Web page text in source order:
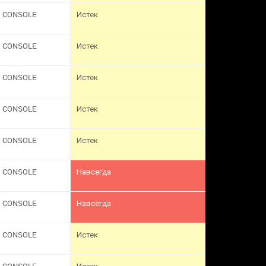
CONSOLE Истек
CONSOLE Истек
CONSOLE Истек
CONSOLE Истек
CONSOLE Истек
CONSOLE Навсегда
CONSOLE Навсегда
CONSOLE Истек